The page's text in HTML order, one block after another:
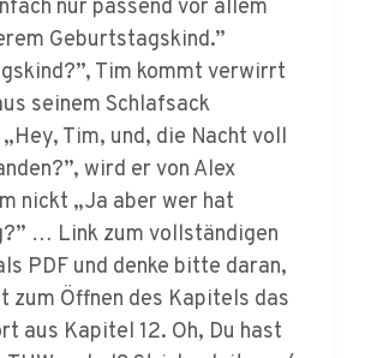
Tim kommt verwirrt
seinem Schlafsack
Tim, und, die Nacht voll
wird er von Alex
nickt „Ja aber wer hat
… Link zum vollständigen
PDF und denke bitte daran,
zum Öffnen des Kapitels das
aus Kapitel 12. Oh, Du hast
THWuschel? Strickanleitung /
zum Basteln Vorlage 1 und